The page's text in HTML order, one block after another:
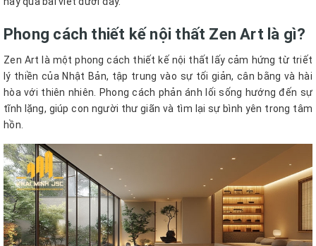
Phong cách thiết kế nội thất Zen Art là gì?
Zen Art là một phong cách thiết kế nội thất lấy cảm hứng từ triết
lý thiền của Nhật Bản, tập trung vào sự tối giản, cân bằng và hài
hòa với thiên nhiên. Phong cách phản ánh lối sống hướng đến sự
tĩnh lặng, giúp con người thư giãn và tìm lại sự bình yên trong tâm
hồn.